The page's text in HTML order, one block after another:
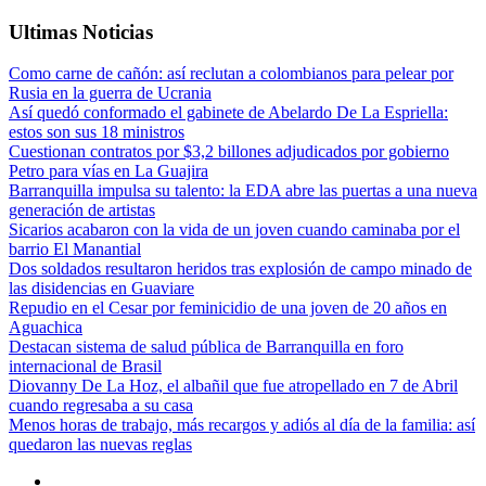
Ultimas Noticias
Como carne de cañón: así reclutan a colombianos para pelear por
Rusia en la guerra de Ucrania
Así quedó conformado el gabinete de Abelardo De La Espriella:
estos son sus 18 ministros
Cuestionan contratos por $3,2 billones adjudicados por gobierno
Petro para vías en La Guajira
Barranquilla impulsa su talento: la EDA abre las puertas a una nueva
generación de artistas
Sicarios acabaron con la vida de un joven cuando caminaba por el
barrio El Manantial
Dos soldados resultaron heridos tras explosión de campo minado de
las disidencias en Guaviare
Repudio en el Cesar por feminicidio de una joven de 20 años en
Aguachica
Destacan sistema de salud pública de Barranquilla en foro
internacional de Brasil
Diovanny De La Hoz, el albañil que fue atropellado en 7 de Abril
cuando regresaba a su casa
Menos horas de trabajo, más recargos y adiós al día de la familia: así
quedaron las nuevas reglas